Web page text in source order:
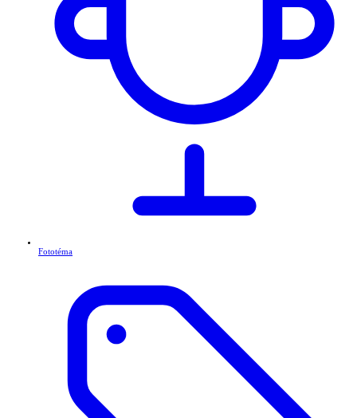
Fototéma